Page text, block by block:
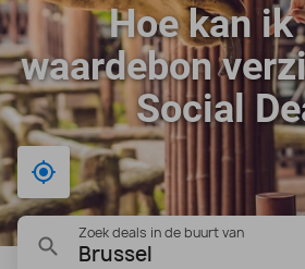
Ontdek 15.000+
Hoe kan
waardebon
Social
Bij mij in de buurt
Zoek deals in de buurt van
Brussel